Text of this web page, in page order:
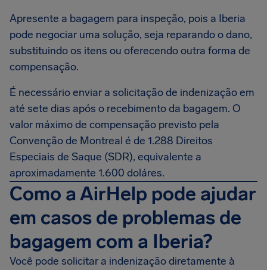
Apresente a bagagem para inspeção, pois a Iberia
pode negociar uma solução, seja reparando o dano,
substituindo os itens ou oferecendo outra forma de
compensação.
É necessário enviar a solicitação de indenização em
até sete dias após o recebimento da bagagem. O
valor máximo de compensação previsto pela
Convenção de Montreal é de 1.288 Direitos
Especiais de Saque (SDR), equivalente a
aproximadamente 1.600 doláres.
Como a AirHelp pode ajudar
em casos de problemas de
bagagem com a Iberia?
Você pode solicitar a indenização diretamente à